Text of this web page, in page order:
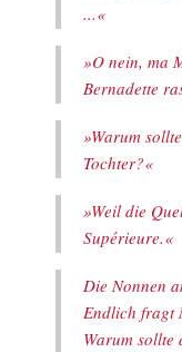
...«
»O nein, ma
Bernadette
»Warum
Tochter?«
»Weil die
Supérieure.«
Die Nonnen
Endlich fragt
Warum sollte